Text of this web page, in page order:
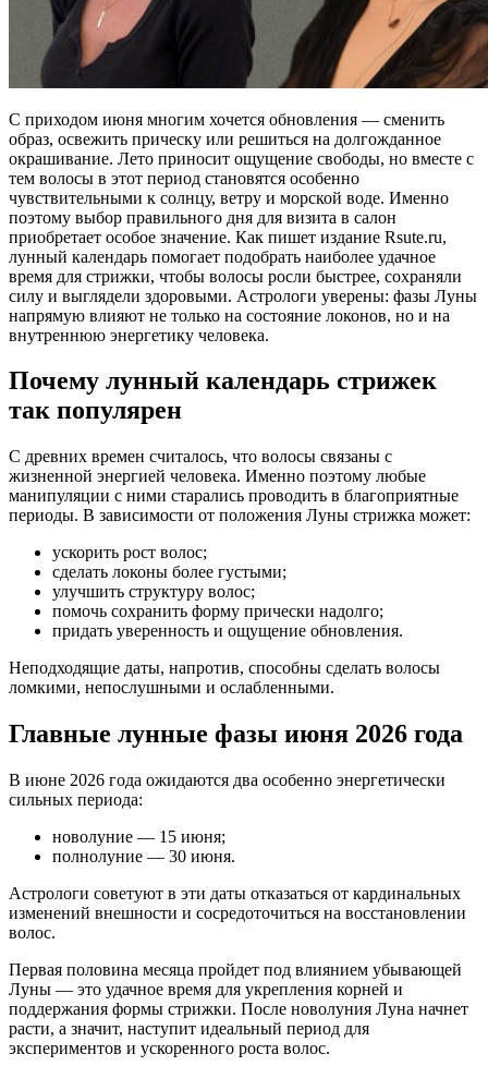
С приходом июня многим хочется обновления — сменить
образ, освежить прическу или решиться на долгожданное
окрашивание. Лето приносит ощущение свободы, но вместе с
тем волосы в этот период становятся особенно
чувствительными к солнцу, ветру и морской воде. Именно
поэтому выбор правильного дня для визита в салон
приобретает особое значение. Как пишет издание Rsute.ru,
лунный календарь помогает подобрать наиболее удачное
время для стрижки, чтобы волосы росли быстрее, сохраняли
силу и выглядели здоровыми. Астрологи уверены: фазы Луны
напрямую влияют не только на состояние локонов, но и на
внутреннюю энергетику человека.
Почему лунный календарь стрижек
так популярен
С древних времен считалось, что волосы связаны с
жизненной энергией человека. Именно поэтому любые
манипуляции с ними старались проводить в благоприятные
периоды. В зависимости от положения Луны стрижка может:
ускорить рост волос;
сделать локоны более густыми;
улучшить структуру волос;
помочь сохранить форму прически надолго;
придать уверенность и ощущение обновления.
Неподходящие даты, напротив, способны сделать волосы
ломкими, непослушными и ослабленными.
Главные лунные фазы июня 2026 года
В июне 2026 года ожидаются два особенно энергетически
сильных периода:
новолуние — 15 июня;
полнолуние — 30 июня.
Астрологи советуют в эти даты отказаться от кардинальных
изменений внешности и сосредоточиться на восстановлении
волос.
Первая половина месяца пройдет под влиянием убывающей
Луны — это удачное время для укрепления корней и
поддержания формы стрижки. После новолуния Луна начнет
расти, а значит, наступит идеальный период для
экспериментов и ускоренного роста волос.